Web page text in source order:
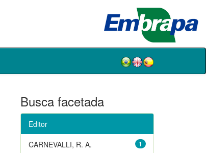
Busca facetada
Editor
1
CARNEVALLI, R. A.